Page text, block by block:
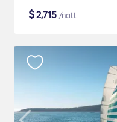
$2,715 /natt